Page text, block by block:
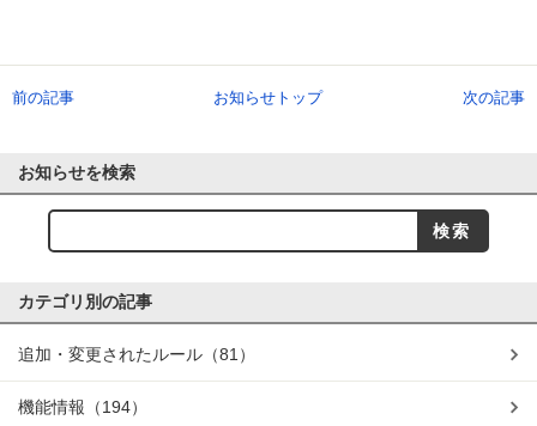
前の記事 お知らせトップ 次の記事
お知らせを検索
カテゴリ別の記事
追加・変更されたルール （81）
機能情報 （194）